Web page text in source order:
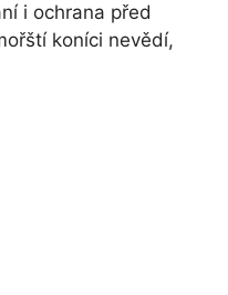
i ochrana před
koníci nevědí,